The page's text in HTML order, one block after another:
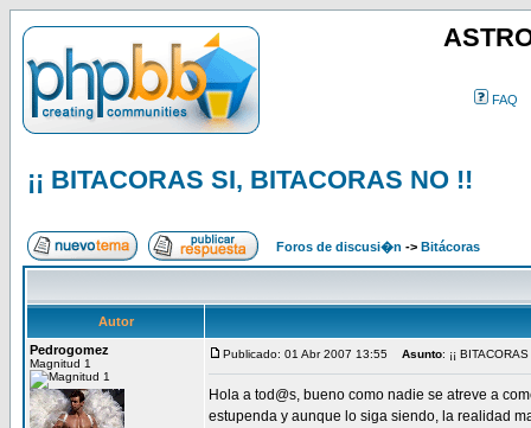
FAQ
¡¡ BITACORAS SI, BITACORAS NO !!
Foros de discusi�n -> Bitácoras
Autor
Pedrogomez
Magnitud 1
Publicado: 01 Abr 2007 13:55 Asunto: ¡¡
Hola a tod@s, bueno como nadie se atreve a
estupenda y aunque lo siga siendo, la realidad